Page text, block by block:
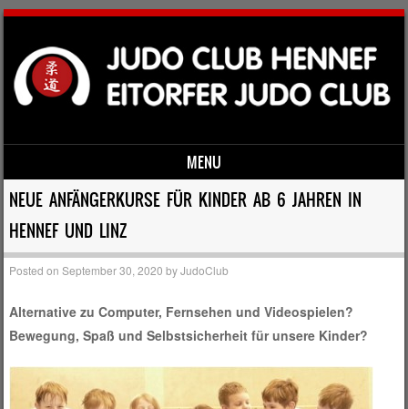
MENU
Skip to content
NEUE ANFÄNGERKURSE FÜR KINDER AB 6 JAHREN IN
HENNEF UND LINZ
Posted onSeptember 30, 2020 byJudoClub
Alternative zu Computer, Fernsehen und Videospielen?
Bewegung, Spaß und Selbstsicherheit für unsere Kinder?